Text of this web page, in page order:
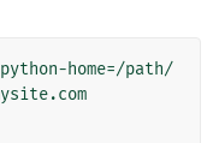
python-home=/path/